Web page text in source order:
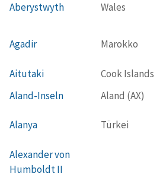
Aberystwyth Wales
Agadir Marokko
Aitutaki
Cook Islands
Aland-Inseln
Aland (AX)
Alanya Türkei
Alexander von
Humboldt II